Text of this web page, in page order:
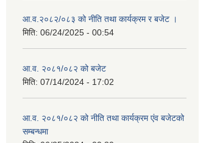
आ.व.२०८२/०८३ को नीति तथा कार्यक्रम र बजेट ।
मिति: 06/24/2025 - 00:54
आ.व. २०८१/०८२ को बजेट
मिति: 07/14/2024 - 17:02
आ.व. २०८१/०८२ को नीति तथा कार्यक्रम एंव बजेटको
सम्बन्धमा